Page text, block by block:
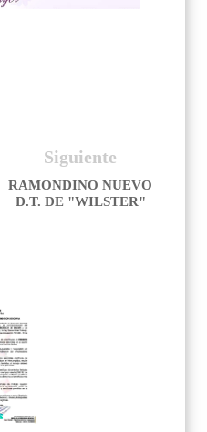
Siguiente
RAMONDINO NUEVO
D.T. DE "WILSTER"